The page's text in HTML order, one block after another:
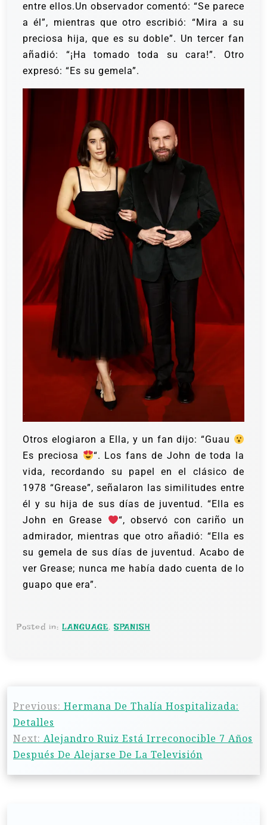
entre ellos.Un observador comentó: “Se parece
a él”, mientras que otro escribió: “Mira a su
preciosa hija, que es su doble”. Un tercer fan
añadió: “¡Ha tomado toda su cara!”. Otro
expresó: “Es su gemela”.
Otros elogiaron a Ella, y un fan dijo: “Guau
Es preciosa
“. Los fans de John de toda la
vida, recordando su papel en el clásico de
1978 “Grease”, señalaron las similitudes entre
él y su hija de sus días de juventud. “Ella es
John en Grease
“, observó con cariño un
admirador, mientras que otro añadió: “Ella es
su gemela de sus días de juventud. Acabo de
ver Grease; nunca me había dado cuenta de lo
guapo que era”.
Posted in: LANGUAGE,SPANISH
Previous: Hermana De Thalía Hospitalizada:
Detalles
Next: Alejandro Ruiz Está Irreconocible 7 Años
Después De Alejarse De La Televisión